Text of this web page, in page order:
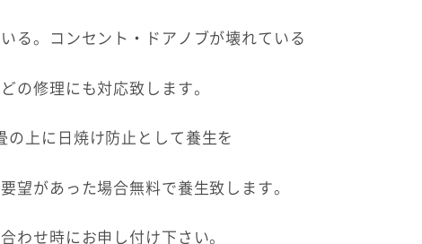
る。コンセント・ドアノブが壊れている
の修理にも対応致します。
の上に日焼け防止として養生を
望があった場合無料で養生致します。
わせ時にお申し付け下さい。